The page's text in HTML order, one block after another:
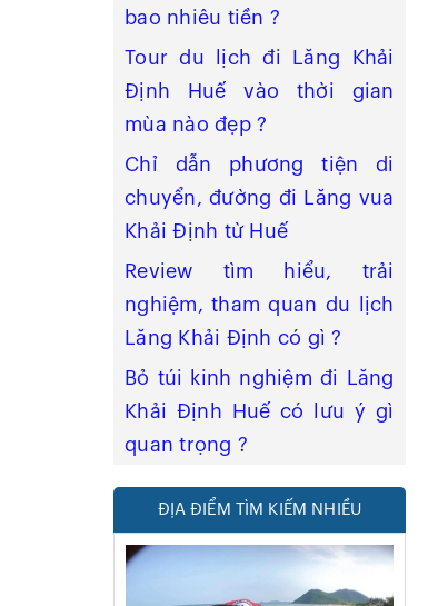
bao nhiêu tiền ?
Tour du lịch đi Lăng Khải
Định Huế vào thời gian
mùa nào đẹp ?
Chỉ dẫn phương tiện di
chuyển, đường đi Lăng vua
Khải Định từ Huế
Review tìm hiểu, trải
nghiệm, tham quan du lịch
Lăng Khải Định có gì ?
Bỏ túi kinh nghiệm đi Lăng
Khải Định Huế có lưu ý gì
quan trọng ?
ĐỊA ĐIỂM TÌM KIẾM NHIỀU